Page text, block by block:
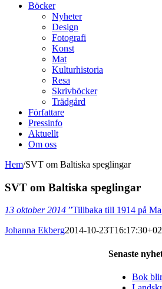
Böcker
Nyheter
Design
Fotografi
Konst
Mat
Kulturhistoria
Resa
Skrivböcker
Trädgård
Författare
Pressinfo
Aktuellt
Om oss
Hem/SVT om Baltiska speglingar
SVT om Baltiska speglingar
13 oktober 2014 ”Tillbaka till 1914 på
Johanna Ekberg2014-10-
Senaste
Bok